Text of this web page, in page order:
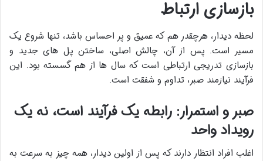
بازسازی ارتباط
لحظه دیدار، هرچقدر هم که عمیق و پر احساس باشد، تنها شروع یک
مسیر است. پس از آن، چالش اصلی، ساختن پل های جدید و
بازسازی تدریجی ارتباطی است که سال ها از هم گسسته بود. این
فرآیند نیازمند صبر، تداوم و شفقت است.
صبر و استمرار: رابطه یک فرآیند است، نه یک
رویداد واحد
اغلب افراد انتظار دارند که پس از اولین دیدار، همه چیز به سرعت به